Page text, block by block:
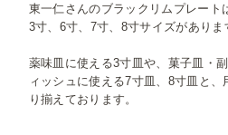
東一仁さんのブラックリムプレート
3寸、6寸、7寸、8寸サイズがありま
薬味皿に使える3寸皿や、菓子皿・
ィッシュに使える7寸皿、8寸皿と
り揃えております。